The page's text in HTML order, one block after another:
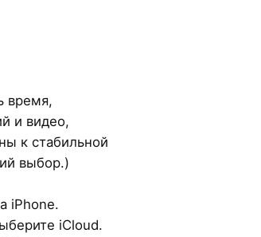
время,
и видео,
к стабильной
выбор.)
iPhone.
iCloud.